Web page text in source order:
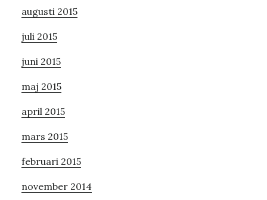
augusti 2015
juli 2015
juni 2015
maj 2015
april 2015
mars 2015
februari 2015
november 2014